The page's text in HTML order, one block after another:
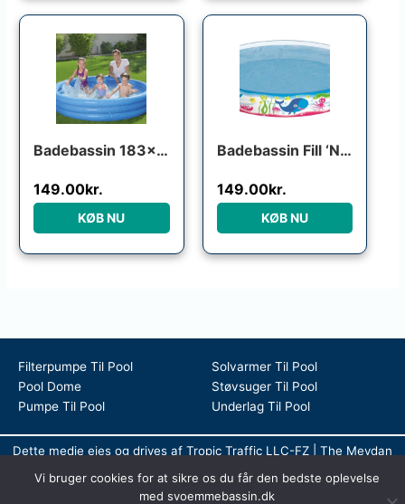
Badebassin 183×33 cm
149.00kr.
KØB NU
Badebassin Fill ‘N Fun Havbassin 152 x 25 cm
149.00kr.
KØB NU
Filterpumpe Til Pool
Pool Dome
Pumpe Til Pool
Solvarmer Til Pool
Støvsuger Til Pool
Underlag Til Pool
Dette medie ejes og drives af Tropic Traffic LLC-FZ | The Meydan
Hotel, Grandstand, 6th floor, Nad Al Sheba | Dubai | UAE
Copyright © 2026 Svømmebassin | All rights reserved
Vi bruger cookies for at sikre os du får den bedste oplevelse
med svoemmebassin.dk